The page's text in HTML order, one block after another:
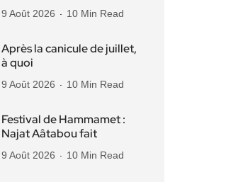
9 Août 2026 10 Min Read
Après la canicule de juillet,
à quoi
9 Août 2026 10 Min Read
Festival de Hammamet :
Najat Aâtabou fait
9 Août 2026 10 Min Read